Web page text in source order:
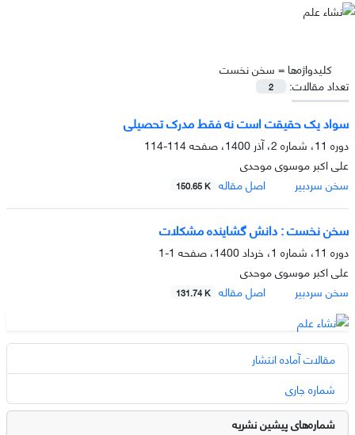
کلیدواژه‌ها = سخن نخست
تعداد مقالات:
2
سواد یک حقیقت است نه فقط مدرک تحصیلی
دوره 11، شماره 2، آذر 1400، صفحه
114-114
علی اکبر موسوی موحدی
سخن سردبیر
اصل مقاله 150.65 K
سخن نخست : دانش گشاینده مشکلات
دوره 11، شماره 1، خرداد 1400، صفحه
1-1
علی اکبر موسوی موحدی
سخن سردبیر
اصل مقاله 131.74 K
مقالات آماده انتشار
شماره جاری
شماره‌های پیشین نشریه